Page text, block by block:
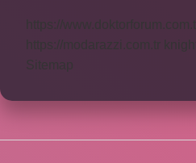
https://
https://modarazzi.com.tr
Sitemap